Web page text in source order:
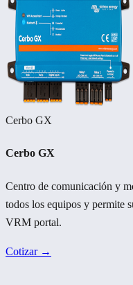
Cerbo GX
Cerbo GX
Centro de comunicación y
todos los equipos y permite
VRM portal.
Cotizar →